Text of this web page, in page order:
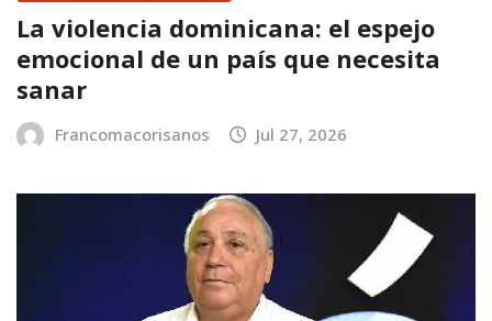
La violencia dominicana: el espejo
emocional de un país que necesita
sanar
Francomacorisanos Jul 27, 2026